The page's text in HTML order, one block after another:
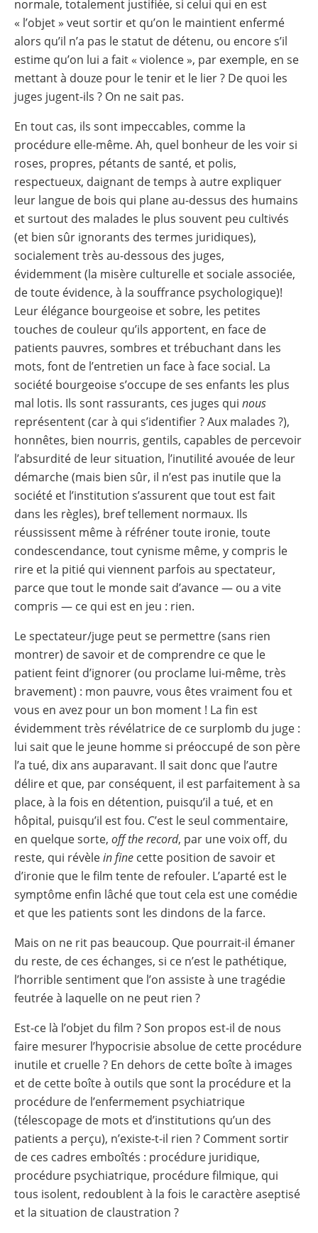
normale, totalement justifiée, si celui qui en est
« l’objet » veut sortir et qu’on le maintient enfermé
alors qu’il n’a pas le statut de détenu, ou encore s’il
estime qu’on lui a fait « violence », par exemple, en se
mettant à douze pour le tenir et le lier ? De quoi les
juges jugent-ils ? On ne sait pas.
En tout cas, ils sont impeccables, comme la
procédure elle-même. Ah, quel bonheur de les voir si
roses, propres, pétants de santé, et polis,
respectueux, daignant de temps à autre expliquer
leur langue de bois qui plane au-dessus des humains
et surtout des malades le plus souvent peu cultivés
(et bien sûr ignorants des termes juridiques),
socialement très au-dessous des juges,
évidemment (la misère culturelle et sociale associée,
de toute évidence, à la souffrance psychologique)!
Leur élégance bourgeoise et sobre, les petites
touches de couleur qu’ils apportent, en face de
patients pauvres, sombres et trébuchant dans les
mots, font de l’entretien un face à face social. La
société bourgeoise s’occupe de ses enfants les plus
mal lotis. Ils sont rassurants, ces juges qui nous
représentent (car à qui s’identifier ? Aux malades ?),
honnêtes, bien nourris, gentils, capables de percevoir
l’absurdité de leur situation, l’inutilité avouée de leur
démarche (mais bien sûr, il n’est pas inutile que la
société et l’institution s’assurent que tout est fait
dans les règles), bref tellement normaux. Ils
réussissent même à réfréner toute ironie, toute
condescendance, tout cynisme même, y compris le
rire et la pitié qui viennent parfois au spectateur,
parce que tout le monde sait d’avance — ou a vite
compris — ce qui est en jeu : rien.
Le spectateur/juge peut se permettre (sans rien
montrer) de savoir et de comprendre ce que le
patient feint d’ignorer (ou proclame lui-même, très
bravement) : mon pauvre, vous êtes vraiment fou et
vous en avez pour un bon moment ! La fin est
évidemment très révélatrice de ce surplomb du juge :
lui sait que le jeune homme si préoccupé de son père
l’a tué, dix ans auparavant. Il sait donc que l’autre
délire et que, par conséquent, il est parfaitement à sa
place, à la fois en détention, puisqu’il a tué, et en
hôpital, puisqu’il est fou. C’est le seul commentaire,
en quelque sorte, off the record, par une voix off, du
reste, qui révèlein fine cette position de savoir et
d’ironie que le film tente de refouler. L’aparté est le
symptôme enfin lâché que tout cela est une comédie
et que les patients sont les dindons de la farce.
Mais on ne rit pas beaucoup. Que pourrait-il émaner
du reste, de ces échanges, si ce n’est le pathétique,
l’horrible sentiment que l’on assiste à une tragédie
feutrée à laquelle on ne peut rien ?
Est-ce là l’objet du film ? Son propos est-il de nous
faire mesurer l’hypocrisie absolue de cette procédure
inutile et cruelle ? En dehors de cette boîte à images
et de cette boîte à outils que sont la procédure et la
procédure de l’enfermement psychiatrique
(télescopage de mots et d’institutions qu’un des
patients a perçu), n’existe-t-il rien ? Comment sortir
de ces cadres emboîtés : procédure juridique,
procédure psychiatrique, procédure filmique, qui
tous isolent, redoublent à la fois le caractère aseptisé
et la situation de claustration ?